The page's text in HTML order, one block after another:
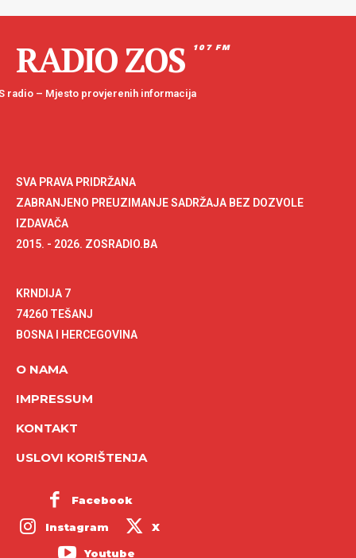
RADIO ZOS 107 FM
radio – Mjesto provjerenih informacija
SVA PRAVA PRIDRŽANA
ZABRANJENO PREUZIMANJE SADRŽAJA BEZ DOZVOLE
IZDAVAČA
2015. - 2026. ZOSRADIO.BA
KRNDIJA 7
74260 TEŠANJ
BOSNA I HERCEGOVINA
O NAMA
IMPRESSUM
KONTAKT
USLOVI KORIŠTENJA
Facebook
Instagram X
Youtube